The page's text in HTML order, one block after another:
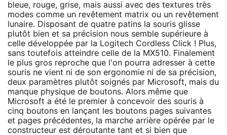
bleue, rouge, grise, mais aussi avec des textures très
modes comme un revêtement matrix ou un revêtement
lunaire. Disposant de quatre patins la souris glisse
plutôt bien et sa précision nous semble supérieure à
celle développée par la Logitech Cordless Click ! Plus,
sans toutefois atteindre celle de la MX510. Finalement
le plus gros reproche que l'on pourra adresser à cette
souris ne vient ni de son ergonomie ni de sa précision,
deux paramètres plutôt soignés par Microsoft, mais du
manque physique de boutons. Alors même que
Microsoft a été le premier à concevoir des souris à
cinq boutons en lançant les boutons pages suivantes
et pages précédentes, la marche arrière opérée par le
constructeur est déroutante tant et si bien que